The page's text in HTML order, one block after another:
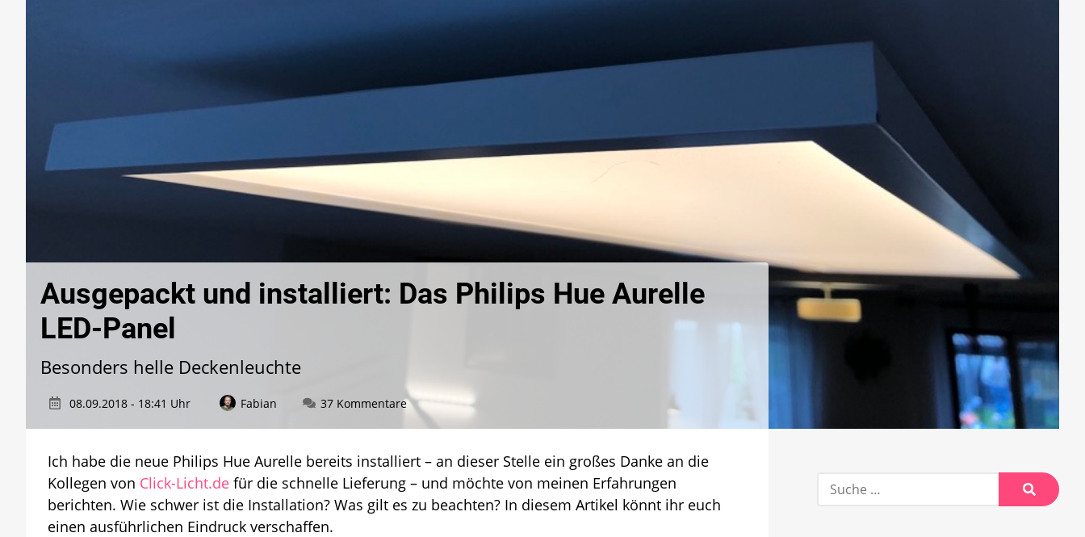
Ausgepackt und installiert: Das Philips Hue Aurelle
LED-Panel
Besonders helle Deckenleuchte
08.09.2018 - 18:41 Uhr Fabian 37 Kommentarezu
Ausgepackt
Das
Philips
Hue
Ich habe die neue Philips Hue Aurelle bereits installiert – an dieser Stelle ein großes Danke an die
Kollegen von Click-Licht.de für die schnelle Lieferung – und möchte von meinen Erfahrungen
berichten. Wie schwer ist die Installation? Was gilt es zu beachten? In diesem Artikel könnt ihr euch
einen ausführlichen Eindruck verschaffen.
Suche
Suche